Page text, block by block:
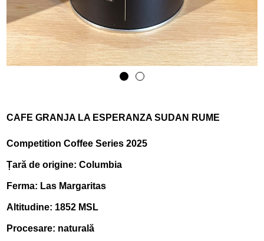
CAFE GRANJA LA ESPERANZA SUDAN RUME
Competition Coffee Series 2025
Țară de origine: Columbia
Ferma: Las Margaritas
Altitudine: 1852 MSL
Procesare: naturală